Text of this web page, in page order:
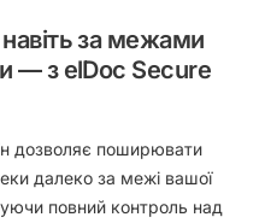
за межами
— з elDoc Secure
дозволяє поширювати
далеко за межі вашої
повний контроль над